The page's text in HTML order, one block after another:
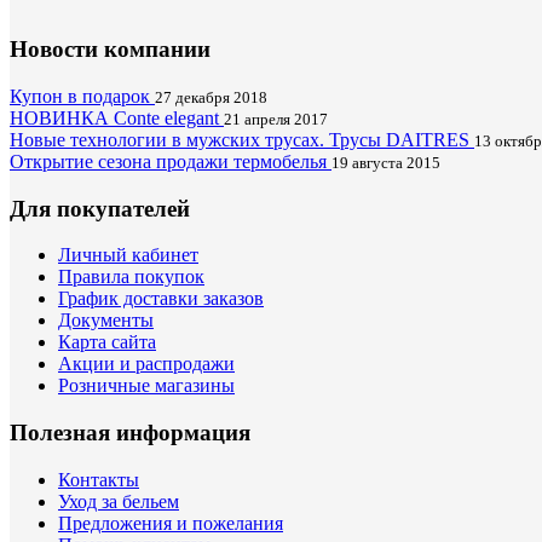
Новости компании
Купон в подарок 27 декабря 2018
НОВИНКА Conte elegant 21 апреля 2017
Новые технологии в мужских трусах. Трусы DAITRES 13
Открытие сезона продажи термобелья 19 августа 2015
Для покупателей
Личный кабинет
Правила покупок
График доставки заказов
Документы
Карта сайта
Акции и распродажи
Розничные магазины
Полезная информация
Контакты
Уход за бельем
Предложения и пожелания